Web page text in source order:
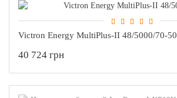
Victron Energy MultiPlus-II 48/5000/70-50
40 724 грн